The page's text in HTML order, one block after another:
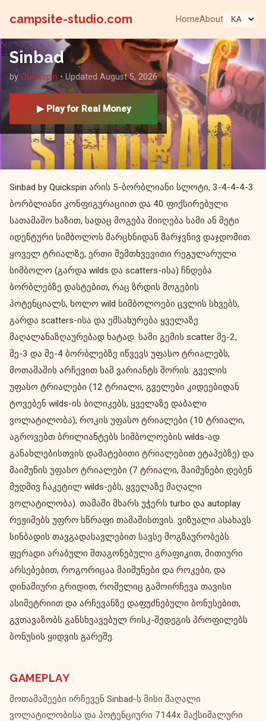
campsite-studio.com HomeAbout
Sinbad
by Quickspin • Updated August 5, 2026
▶ Play for Real Money
Sinbad by Quickspin არის 5-ბორბლიანი სლოტი, 3-4-4-4-3
ბორბლიანი კონფიგურაციით და 40 ფიქსირებული
სათამაშო ხაზით, სადაც მოგება მიიღება სამი ან მეტი
იდენტური სიმბოლოს მარცხნიდან მარჯვნივ დაჯდომით.
ყოველ ტრიალზე, ერთი შემთხვევითი რეგულარული
სიმბოლო (გარდა wilds და scatters-ისა) ჩნდება
ბორბლებზე დასტებით, რაც ზრდის მოგების
პოტენციალს, ხოლო wild სიმბოლოები ცვლის სხვებს,
გარდა scatters-ისა და ემსახურება ყველაზე
მაღალანაზღაურებად ხატად. სამი გემის scatter მე-2,
მე-3 და მე-4 ბორბლებზე იწვევს უფასო ტრიალებს,
მოთამაშის არჩევით სამ ვარიანტს შორის: გველის
უფასო ტრიალები (12 ტრიალი, გველები კიდეებიდან
ტოვებენ wilds-ის ბილიკებს, ყველაზე დაბალი
ვოლატილობა), როკის უფასო ტრიალები (10 ტრიალი,
აგროვებთ ბრილიანტებს სიმბოლოების wilds-ად
განახლებისთვის დამატებითი ტრიალებით ეტაპებზე) და
მაიმუნის უფასო ტრიალები (7 ტრიალი, მაიმუნები დებენ
მუდმივ ჩაკეტილ wilds-ებს, ყველაზე მაღალი
ვოლატილობა). თამაში მხარს უჭერს turbo და autoplay
რეჟიმებს უფრო სწრაფი თამაშისთვის. ვიზუალი ასახავს
სინბადის თავგადასავლებით სავსე მოგზაურობებს
ფერადი არაბული შთაგონებული გრაფიკით, მითიური
არსებებით, როგორიცაა მაიმუნები და როკები, და
დინამიური გრიდით, რომელიც გამოირჩევა თავისი
ასიმეტრიით და არჩევანზე დაფუძნებული ბონუსებით,
გვთავაზობს განსხვავებულ რისკ-შედეგის პროფილებს
ბონუსის ყიდვის გარეშე.
GAMEPLAY
მოთამაშეები ირჩევენ Sinbad-ს მისი მაღალი
ვოლატილობისა და პოტენციური 7144x მაქსიმალური